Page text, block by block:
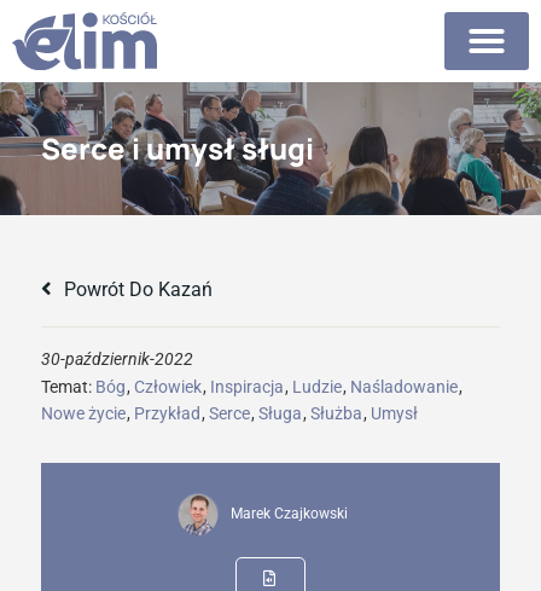
Serce i umysł sługi
Powrót Do Kazań
30-październik-2022
Temat: Bóg, Człowiek, Inspiracja, Ludzie, Naśladowanie,
Nowe życie, Przykład, Serce, Sługa, Służba, Umysł
Marek Czajkowski